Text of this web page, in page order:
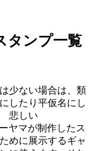
タンプ一覧
少ない場合は、類
したり平仮名にし
悲しい
ヤマが制作したス
めに展示するギャ